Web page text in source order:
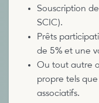
Souscription
SCIC).
Prêts
de 5% et une
Ou tout autre
propre tels
associatifs.